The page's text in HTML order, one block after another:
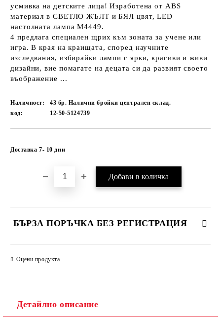
усмивка на детските лица! Изработена от ABS
материал в СВЕТЛО ЖЪЛТ и БЯЛ цвят, LED
настолната лампа Μ4449.
4 предлага специален щрих към зоната за учене или
игра. В края на краищата, според научните
изследвания, избирайки лампи с ярки, красиви и живи
дизайни, вие помагате на децата си да развият своето
въображение ...
Наличност:
43 бр. Налични бройки централен склад.
код:
12-50-5124739
Доставка 7- 10 дни
БЪРЗА ПОРЪЧКА БЕЗ РЕГИСТРАЦИЯ
Оцени продукта
Детайлно описание